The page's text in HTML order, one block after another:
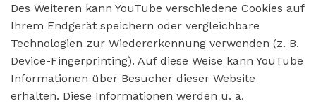
Des Weiteren kann YouTube verschiedene Cookies auf
Ihrem Endgerät speichern oder vergleichbare
Technologien zur Wiedererkennung verwenden (z. B.
Device-Fingerprinting). Auf diese Weise kann YouTube
Informationen über Besucher dieser Website
erhalten. Diese Informationen werden u. a.